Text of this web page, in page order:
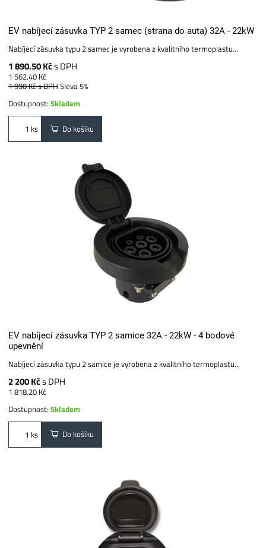
EV nabíjecí zásuvka TYP 2 samec (strana do auta) 32A - 22kW
Nabíjecí zásuvka typu 2 samec je vyrobena z kvalitního termoplastu...
1 890.50 Kčs DPH
1 562.40 Kč
1 990 Kčs DPHSleva 5%
Dostupnost:Skladem
ks Do košíku
EV nabíjecí zásuvka TYP 2 samice 32A - 22kW - 4 bodové
upevnění
Nabíjecí zásuvka typu 2 samice je vyrobena z kvalitního termoplastu...
2 200 Kčs DPH
1 818.20 Kč
Dostupnost:Skladem
ks Do košíku